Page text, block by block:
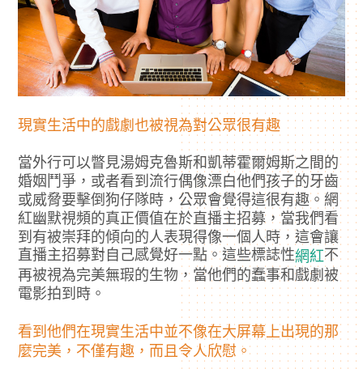
現實生活中的戲劇也被視為對公眾很有趣
當外行可以瞥見湯姆克魯斯和凱蒂霍爾姆斯之間的
婚姻鬥爭，或者看到流行偶像漂白他們孩子的牙齒
或威脅要擊倒狗仔隊時，公眾會覺得這很有趣。網
紅幽默視頻的真正價值在於直播主招募，當我們看
到有被崇拜的傾向的人表現得像一個人時，這會讓
直播主招募對自己感覺好一點。這些標誌性網紅不
再被視為完美無瑕的生物，當他們的蠢事和戲劇被
電影拍到時。
看到他們在現實生活中並不像在大屏幕上出現的那
麼完美，不僅有趣，而且令人欣慰。